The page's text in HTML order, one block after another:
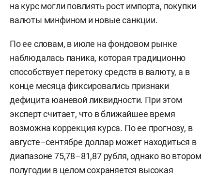
на курс могли повлиять рост импорта, покупки
валюты минфином и новые санкции.
По ее словам, в июле на фондовом рынке
наблюдалась паника, которая традиционно
способствует перетоку средств в валюту, а в
конце месяца фиксировались признаки
дефицита юаневой ликвидности. При этом
эксперт считает, что в ближайшее время
возможна коррекция курса. По ее прогнозу, в
августе–сентябре доллар может находиться в
диапазоне 75,78–81,87 рубля, однако во втором
полугодии в целом сохраняется высокая